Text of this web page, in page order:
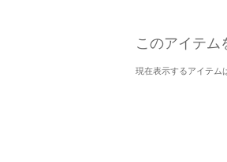
このアイテム
現在表示するアイテム